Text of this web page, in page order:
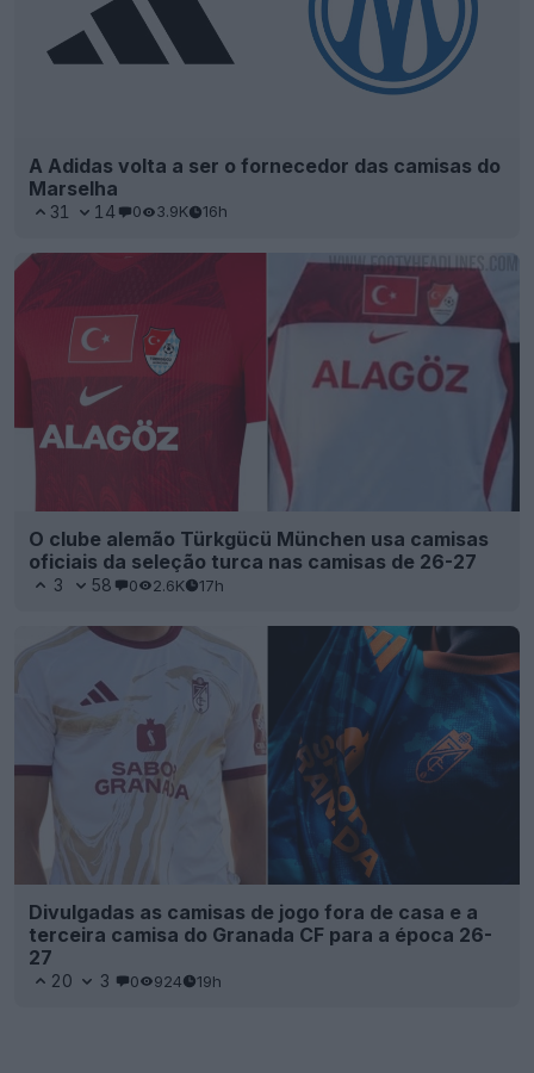
A Adidas volta a ser o fornecedor das camisas do
Marselha
31 14 0 3.9K 16h
O clube alemão Türkgücü München usa camisas
oficiais da seleção turca nas camisas de 26-27
3 58 0 2.6K 17h
Divulgadas as camisas de jogo fora de casa e a
terceira camisa do Granada CF para a época 26-
27
20 3 0 924 19h